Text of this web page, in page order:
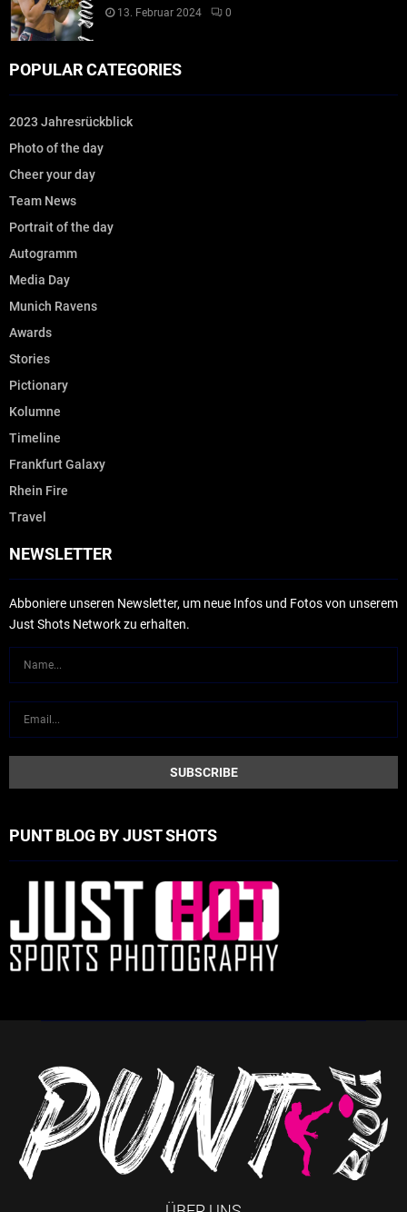
13. Februar 2024 0
POPULAR CATEGORIES
2023 Jahresrückblick
Photo of the day
Cheer your day
Team News
Portrait of the day
Autogramm
Media Day
Munich Ravens
Awards
Stories
Pictionary
Kolumne
Timeline
Frankfurt Galaxy
Rhein Fire
Travel
NEWSLETTER
Abboniere unseren Newsletter, um neue Infos und Fotos von unserem
Just Shots Network zu erhalten.
PUNT BLOG BY JUST SHOTS